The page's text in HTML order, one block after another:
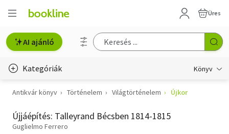
Üres
AI ajánló
Kategóriák Könyv
Életmód, egészség
Erotika
Antikvár könyv Történelem Világtörténelem Újkor
Újjáépítés: Talleyrand Bécsben 1814-1815
Guglielmo Ferrero